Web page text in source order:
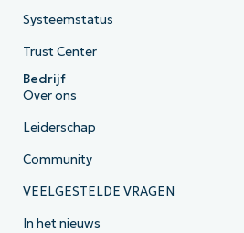
Systeemstatus
Trust Center
Bedrijf
Over ons
Leiderschap
Community
VEELGESTELDE VRAGEN
In het nieuws